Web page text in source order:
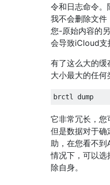
令和日志命令
我不会删除文件
您-原始内容的
会导致iCloud支
有了这么大的缓
大小最大的任何
它非常冗长，
但是数据对于确
助，在您看不
情况下，可以选
除自身。